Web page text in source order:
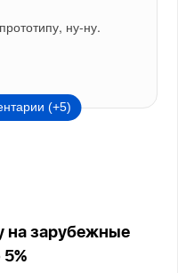
ну-ну.
(+5)
на зарубежные
5%